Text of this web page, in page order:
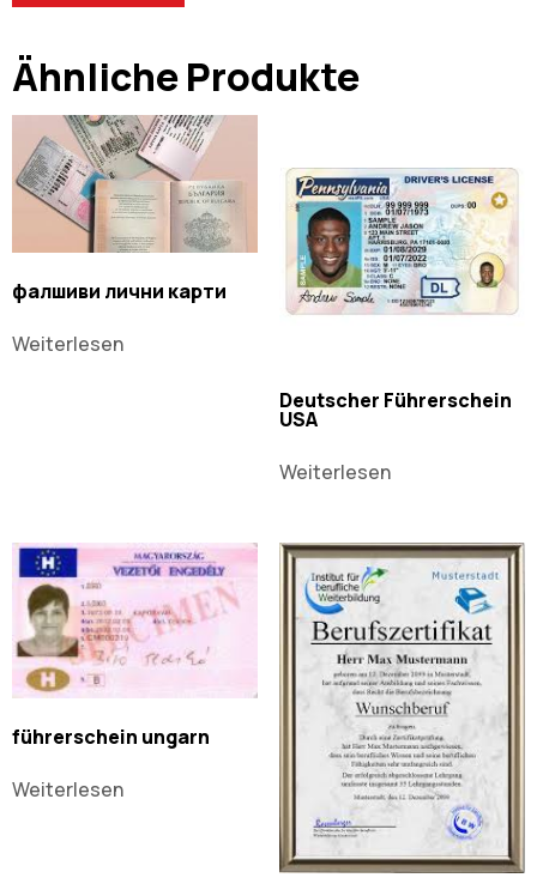
Ähnliche Produkte
фалшиви лични карти
Weiterlesen
Deutscher Führerschein
USA
Weiterlesen
führerschein ungarn
Weiterlesen